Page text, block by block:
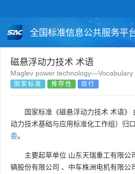
全国标准信息公共服务平
国家标准
团体标准
国外标准 技术委员会
磁悬浮动力技术 术语
Maglev power technology—Vocabulary
国家标准 推荐性 现行
国家标准《磁悬浮动力技术 术语》
动力技术基础与应用标准化工作组）归
委。
主要起草单位 山东天瑞重工有限公
辆股份有限公司 、 中车株洲电机有限公